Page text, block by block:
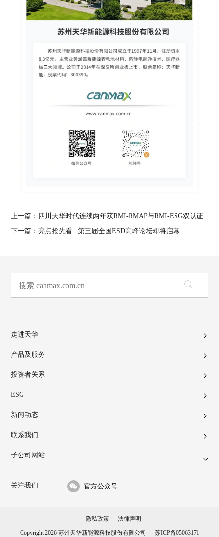
上一篇： 四川天华时代连续两年获RMI-RMAP与RMI-ESG双认证
下一篇： 亮点抢先看 | 第三届全国ESD高峰论坛即将启幕
走进天华
产品及服务
投资者关系
ESG
新闻动态
联系我们
子公司网站
关注我们 官方公众号
隐私政策
法律声明
Copyright 2026 苏州天华新能源科技股份有限公司
苏ICP备05063171